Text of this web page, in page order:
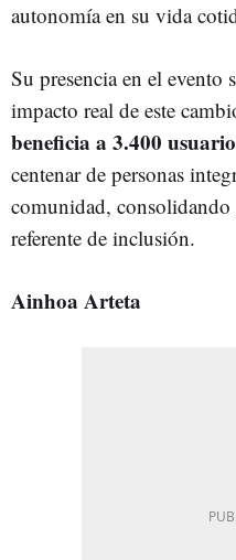
autonomía en su vida
Su presencia en el
impacto real de este
beneficia a 3.400
centenar de personas
comunidad,
referente de inclusión.
Ainhoa Arteta